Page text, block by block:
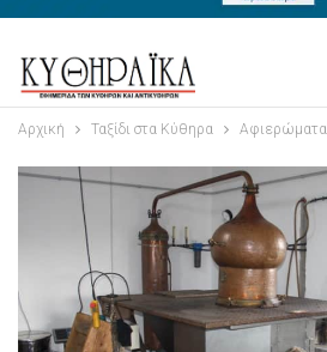
Αρχική Ταξίδι στα Κύθηρα Αφιερώματα